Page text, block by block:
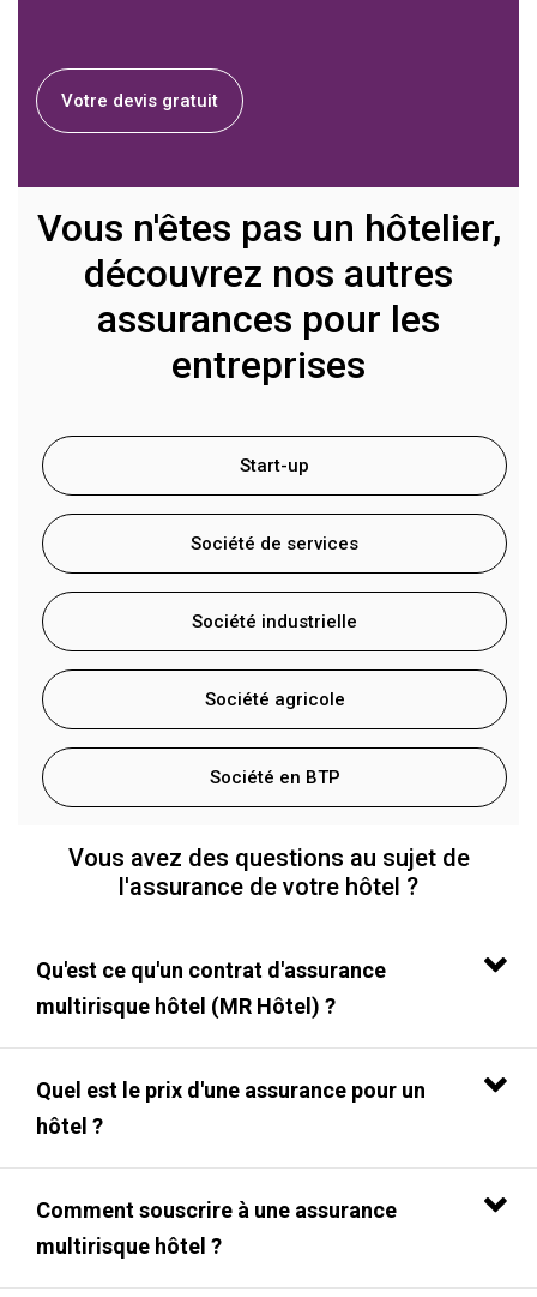
Votre devis gratuit
Vous n'êtes pas un hôtelier,
découvrez nos autres
assurances pour les
entreprises
Start-up
Société de services
Société industrielle
Société agricole
Société en BTP
Vous avez des questions au sujet de
l'assurance de votre hôtel ?
Qu'est ce qu'un contrat d'assurance
multirisque hôtel (MR Hôtel) ?
Quel est le prix d'une assurance pour un
hôtel ?
Comment souscrire à une assurance
multirisque hôtel ?